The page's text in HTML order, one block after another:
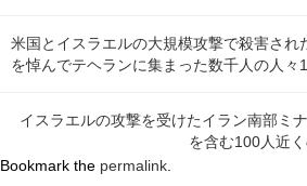
米国とイスラエルの大規模攻撃で殺害され
を悼んでテヘランに集まった数千人の人々1
イスラエルの攻撃を受けたイラン南部ミ
を含む100人近
Bookmark the permalink.